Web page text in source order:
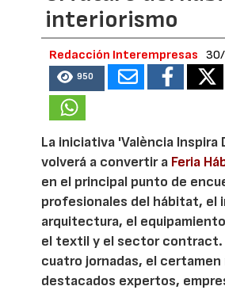
interiorismo
Redacción Interempresas
950
La iniciativa 'València Inspira
volverá a convertir a Feria
en el principal punto de
profesionales del hábitat, el
arquitectura, el
el textil y el sector contract.
cuatro jornadas, el certamen
destacados expertos,